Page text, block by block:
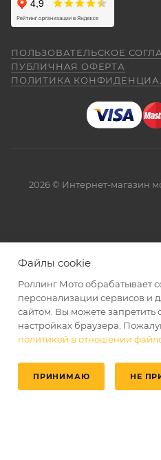
ПОЛЬЗОВАТЕЛЬСКОЕ
ПУБЛИЧНАЯ ОФЕРТА
ПОЛИТИКА
2026 © Интернет-магазин
Файлы cookie
Роллинг Мото обрабатывает
персонализации сервисов и
сайтом. Вы можете запретить
настройках браузера.
политикой в отношении
ПРИНИМАЮ НЕ